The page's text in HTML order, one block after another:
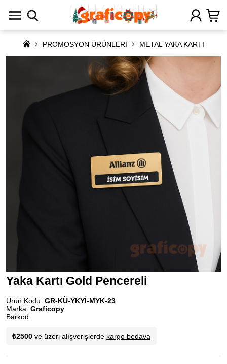
PROMOSYON ÜRÜNLERİ METAL YAKA KARTI
Yaka Kartı Gold Pencereli
Ürün Kodu: GR-KÜ-YKYİ-MYK-23
Marka: Graficopy
Barkod:
₺2500 ve üzeri alışverişlerde kargo bedava